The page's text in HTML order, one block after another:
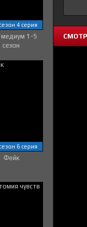
медиум 1-5
сезон
4 серия
Фейк
6 серия